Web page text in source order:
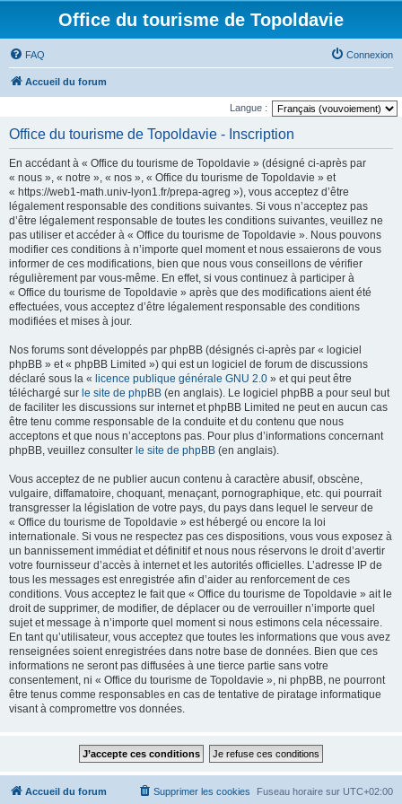
Office du tourisme de Topoldavie
FAQ Connexion
Accueil du forum
Langue :
Office du tourisme de Topoldavie - Inscription
En accédant à « Office du tourisme de Topoldavie » (désigné ci-après par
« nous », « notre », « nos », « Office du tourisme de Topoldavie » et
« https://web1-math.univ-lyon1.fr/prepa-agreg »), vous acceptez d’être
légalement responsable des conditions suivantes. Si vous n’acceptez pas
d’être légalement responsable de toutes les conditions suivantes, veuillez ne
pas utiliser et accéder à « Office du tourisme de Topoldavie ». Nous pouvons
modifier ces conditions à n’importe quel moment et nous essaierons de vous
informer de ces modifications, bien que nous vous conseillons de vérifier
régulièrement par vous-même. En effet, si vous continuez à participer à
« Office du tourisme de Topoldavie » après que des modifications aient été
effectuées, vous acceptez d’être légalement responsable des conditions
modifiées et mises à jour.
Nos forums sont développés par phpBB (désignés ci-après par « logiciel
phpBB » et « phpBB Limited ») qui est un logiciel de forum de discussions
déclaré sous la « licence publique générale GNU 2.0 » et qui peut être
téléchargé sur le site de phpBB (en anglais). Le logiciel phpBB a pour seul but
de faciliter les discussions sur internet et phpBB Limited ne peut en aucun cas
être tenu comme responsable de la conduite et du contenu que nous
acceptons et que nous n’acceptons pas. Pour plus d’informations concernant
phpBB, veuillez consulter le site de phpBB (en anglais).
Vous acceptez de ne publier aucun contenu à caractère abusif, obscène,
vulgaire, diffamatoire, choquant, menaçant, pornographique, etc. qui pourrait
transgresser la législation de votre pays, du pays dans lequel le serveur de
« Office du tourisme de Topoldavie » est hébergé ou encore la loi
internationale. Si vous ne respectez pas ces dispositions, vous vous exposez à
un bannissement immédiat et définitif et nous nous réservons le droit d’avertir
votre fournisseur d’accès à internet et les autorités officielles. L’adresse IP de
tous les messages est enregistrée afin d’aider au renforcement de ces
conditions. Vous acceptez le fait que « Office du tourisme de Topoldavie » ait le
droit de supprimer, de modifier, de déplacer ou de verrouiller n’importe quel
sujet et message à n’importe quel moment si nous estimons cela nécessaire.
En tant qu’utilisateur, vous acceptez que toutes les informations que vous avez
renseignées soient enregistrées dans notre base de données. Bien que ces
informations ne seront pas diffusées à une tierce partie sans votre
consentement, ni « Office du tourisme de Topoldavie », ni phpBB, ne pourront
être tenus comme responsables en cas de tentative de piratage informatique
visant à compromettre vos données.
Accueil du forum Fuseau horaire sur UTC+02:00
Supprimer les cookies